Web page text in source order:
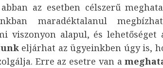
az esetben célszerű
maradéktalanul
viszonyon alapul, és lehetőséget
eljárhat az ügyeinkben úgy is,
Erre az esetre van a